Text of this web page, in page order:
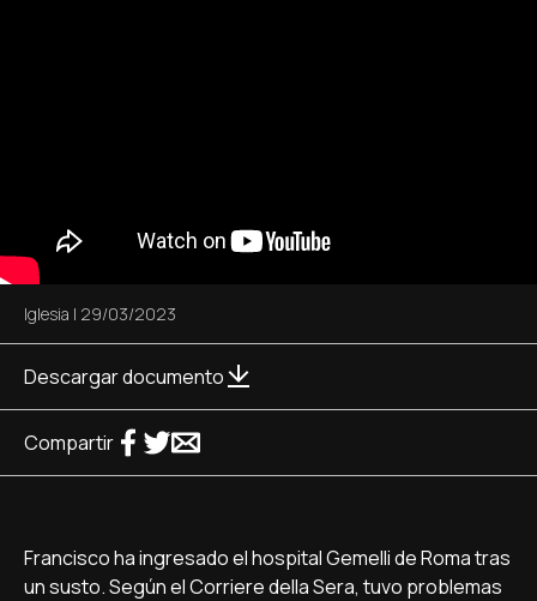
Iglesia | 29/03/2023
Descargar documento
Compartir
Francisco ha ingresado el hospital Gemelli de Roma tras
un susto. Según el Corriere della Sera, tuvo problemas